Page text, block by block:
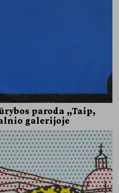
paroda „Taip,
galerijoje